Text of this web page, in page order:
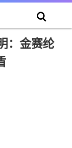
：金赛纶